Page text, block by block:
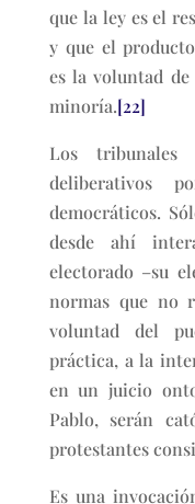
que la ley es el
y que el
es la voluntad
minoría.[22]
Los tribunales
deliberativos
democráticos.
desde ahí
electorado –su
normas que no
voluntad del
práctica, a la
en un juicio
Pablo, serán
protestantes
Es una